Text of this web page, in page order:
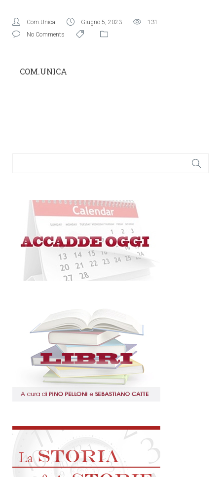
Com.Unica Giugno 5, 2023
131
No Comments
COM.UNICA